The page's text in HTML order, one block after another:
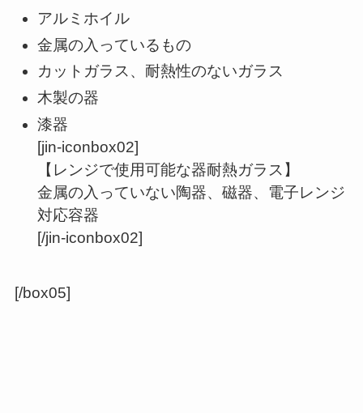
アルミホイル
金属の入っているもの
カットガラス、耐熱性のないガラス
木製の器
漆器
[jin-iconbox02]
【レンジで使用可能な器耐熱ガラス】
金属の入っていない陶器、磁器、電子レンジ
対応容器
[/jin-iconbox02]
[/box05]